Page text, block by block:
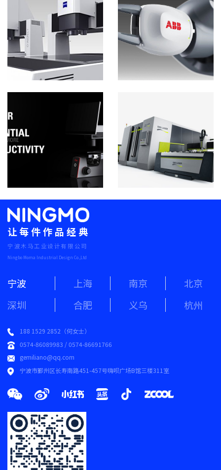
让每件作品经典
宁波木马工业设计有限公司
Ningbo Moma Industrial Design Co.,Ltd
宁波 上海 南京
北京
深圳
合肥 义乌 杭州
188 1529 2852（何女士）
0574-86089983 / 0574-86691766
gemiliano@qq.com
宁波市鄞州区长寿南路451-457号嗨呗广场B馆三楼311室